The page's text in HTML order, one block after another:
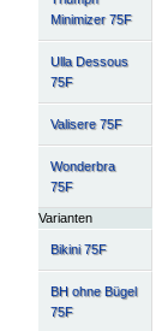
Minimizer 75F
Ulla Dessous
75F
Valisere 75F
Wonderbra
75F
Varianten
Bikini 75F
BH ohne Bügel
75F